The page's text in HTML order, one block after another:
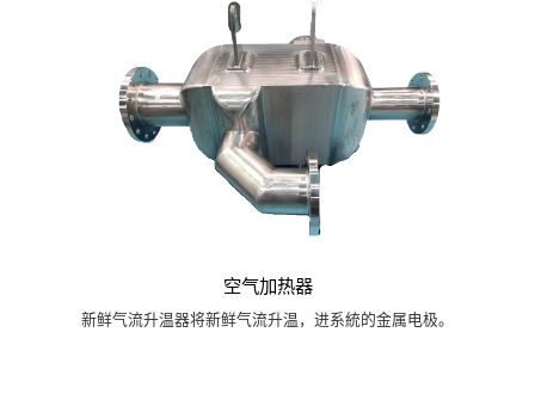
空气加热器
新鲜气流升温器将新鲜气流升温，进系統的金属电极。